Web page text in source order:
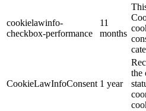
cookielawinfo-
checkbox-performance
11
months
CookieLawInfoConsent 1 year
the